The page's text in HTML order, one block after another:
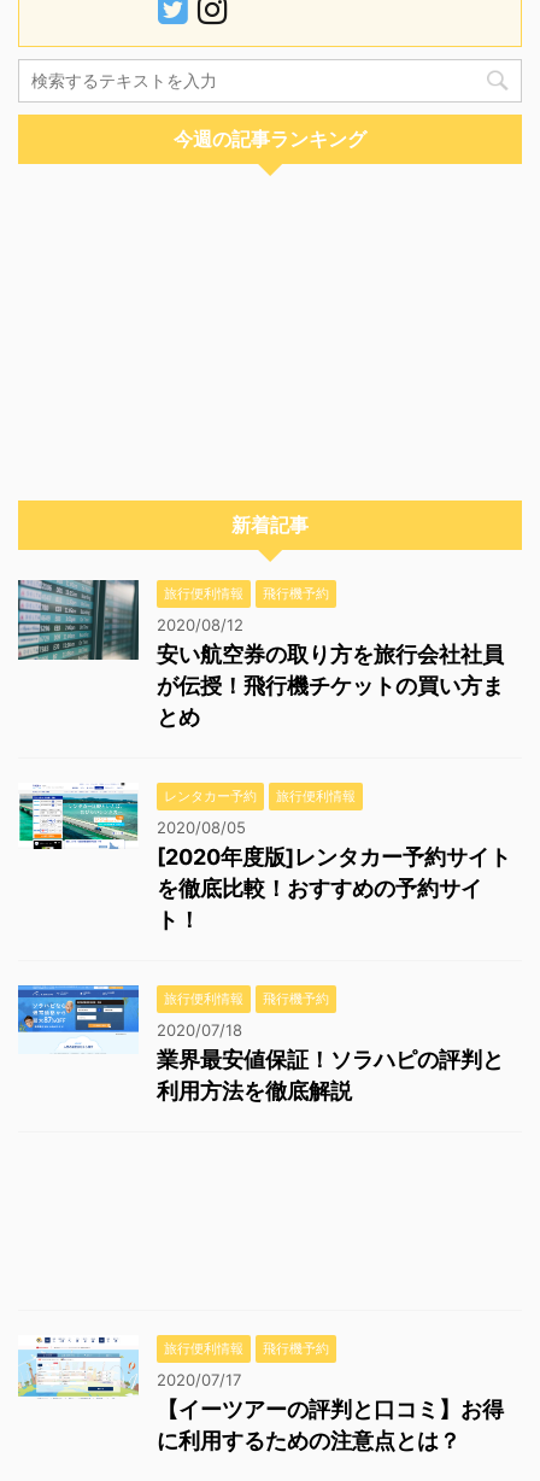
今週の記事ランキング
新着記事
旅行便利情報 飛行機予約
2020/08/12
安い航空券の取り方を旅行会社社員
が伝授！飛行機チケットの買い方ま
とめ
レンタカー予約 旅行便利情報
2020/08/05
[2020年度版]レンタカー予約サイト
を徹底比較！おすすめの予約サイ
ト！
旅行便利情報 飛行機予約
2020/07/18
業界最安値保証！ソラハピの評判と
利用方法を徹底解説
旅行便利情報 飛行機予約
2020/07/17
【イーツアーの評判と口コミ】お得
に利用するための注意点とは？